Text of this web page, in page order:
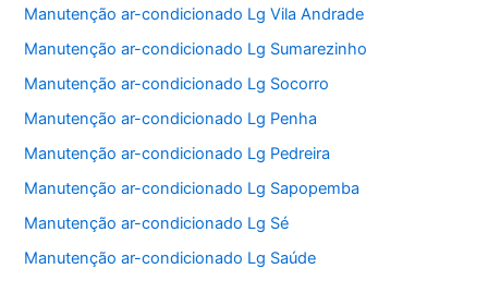
Manutenção ar-condicionado Lg Vila Andrade
Manutenção ar-condicionado Lg Sumarezinho
Manutenção ar-condicionado Lg Socorro
Manutenção ar-condicionado Lg Penha
Manutenção ar-condicionado Lg Pedreira
Manutenção ar-condicionado Lg Sapopemba
Manutenção ar-condicionado Lg Sé
Manutenção ar-condicionado Lg Saúde